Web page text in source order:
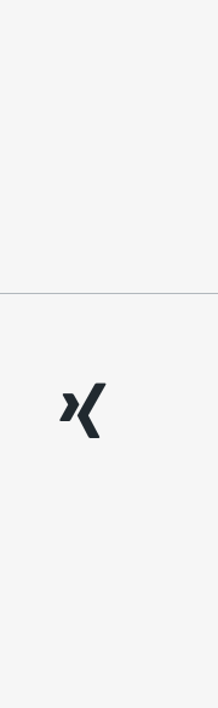
xing